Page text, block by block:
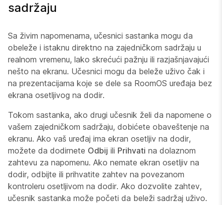
sadržaju
Sa živim napomenama, učesnici sastanka mogu da
obeleže i istaknu direktno na zajedničkom sadržaju u
realnom vremenu, lako skrećući pažnju ili razjašnjavajući
nešto na ekranu. Učesnici mogu da beleže uživo čak i
na prezentacijama koje se dele sa RoomOS uređaja bez
ekrana osetljivog na dodir.
Tokom sastanka, ako drugi učesnik želi da napomene o
vašem zajedničkom sadržaju, dobićete obaveštenje na
ekranu. Ako vaš uređaj ima ekran osetljiv na dodir,
možete da dodirnete Odbij ili Prihvati na dolaznom
zahtevu za napomenu. Ako nemate ekran osetljiv na
dodir, odbijte ili prihvatite zahtev na povezanom
kontroleru osetljivom na dodir. Ako dozvolite zahtev,
učesnik sastanka može početi da beleži sadržaj uživo.